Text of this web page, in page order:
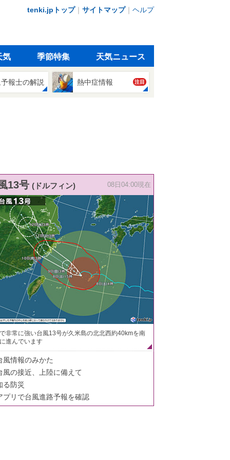
tenki.jpトップ｜ サイトマップ｜ ヘルプ
気 季節特集 天気ニュース
報士の解説 熱中症情報 注目
13号 (ドルフィン) 08日04:00現在
非常に強い台風13号が久米島の北北西約40kmを南
進んでいます
風情報のみかた
風の接近、上陸に備えて
る防災
プリで台風進路予報を確認